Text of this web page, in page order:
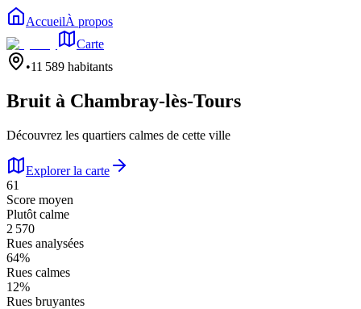
AccueilÀ propos
Carte
•11 589 habitants
Bruit à Chambray-lès-Tours
Découvrez les quartiers calmes de cette ville
Explorer la carte
61
Score moyen
Plutôt calme
2 570
Rues analysées
64%
Rues calmes
12%
Rues bruyantes